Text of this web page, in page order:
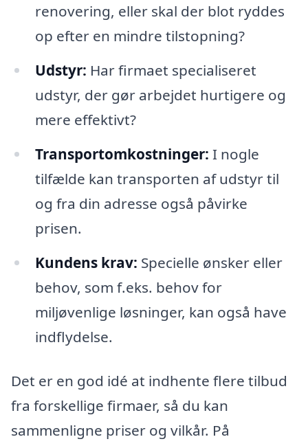
renovering, eller skal der blot ryddes
op efter en mindre tilstopning?
Udstyr: Har firmaet specialiseret
udstyr, der gør arbejdet hurtigere og
mere effektivt?
Transportomkostninger: I nogle
tilfælde kan transporten af udstyr til
og fra din adresse også påvirke
prisen.
Kundens krav: Specielle ønsker eller
behov, som f.eks. behov for
miljøvenlige løsninger, kan også have
indflydelse.
Det er en god idé at indhente flere tilbud
fra forskellige firmaer, så du kan
sammenligne priser og vilkår. På